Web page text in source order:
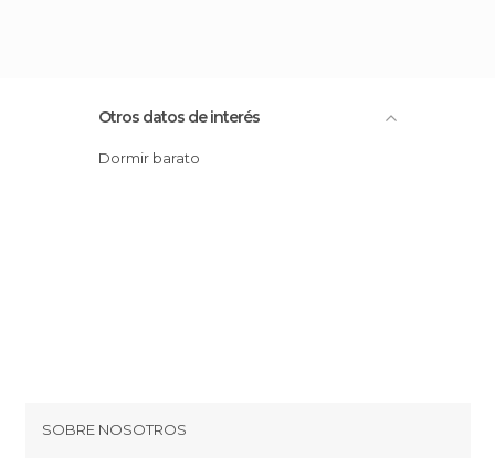
Otros datos de interés
Dormir barato
SOBRE NOSOTROS